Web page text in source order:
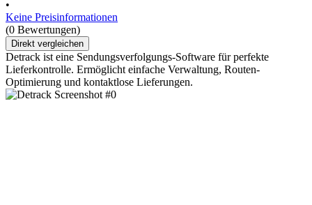
•
Keine Preisinformationen
(0 Bewertungen)
Direkt vergleichen
Detrack ist eine Sendungsverfolgungs-Software für perfekte
Lieferkontrolle. Ermöglicht einfache Verwaltung, Routen-
Optimierung und kontaktlose Lieferungen.